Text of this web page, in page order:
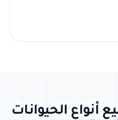
أنواع الحيوانات